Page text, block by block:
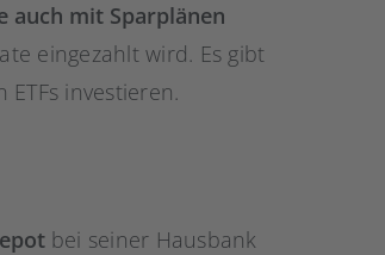
auch mit Sparplänen
eingezahlt wird. Es gibt
investieren.
bei seiner Hausbank